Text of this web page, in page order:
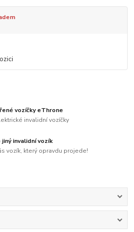
vozíčky eThrone
invalidní vozíčky
jiný invalidní vozík
vozík, který opravdu projede!